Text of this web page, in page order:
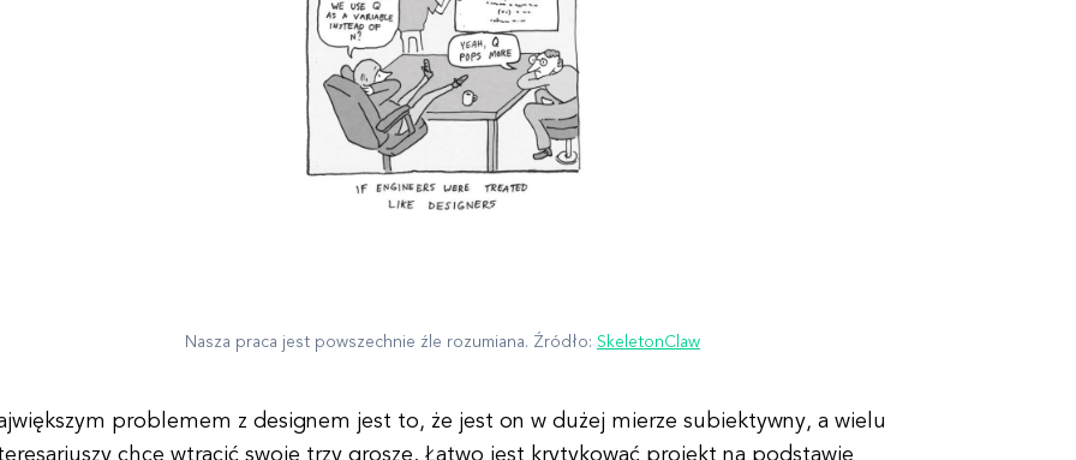
Nasza praca jest powszechnie źle rozumiana. Źródło: SkeletonClaw
problemem z designem jest to, że jest on w dużej mierze subiektywny, a wielu
chce wtrącić swoje trzy grosze. Łatwo jest krytykować projekt na podstawie